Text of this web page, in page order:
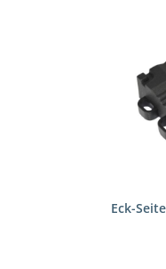
Eck-